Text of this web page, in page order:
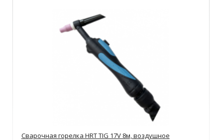
Сварочная горелка HRT TIG 17V 8м, воздушное